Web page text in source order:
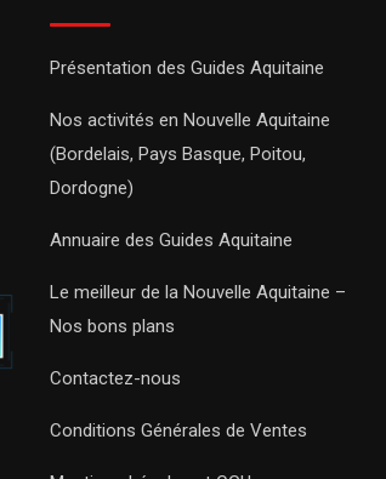
Présentation des Guides Aquitaine
Nos activités en Nouvelle Aquitaine
(Bordelais, Pays Basque, Poitou,
Dordogne)
Annuaire des Guides Aquitaine
Le meilleur de la Nouvelle Aquitaine –
Nos bons plans
Contactez-nous
Conditions Générales de Ventes